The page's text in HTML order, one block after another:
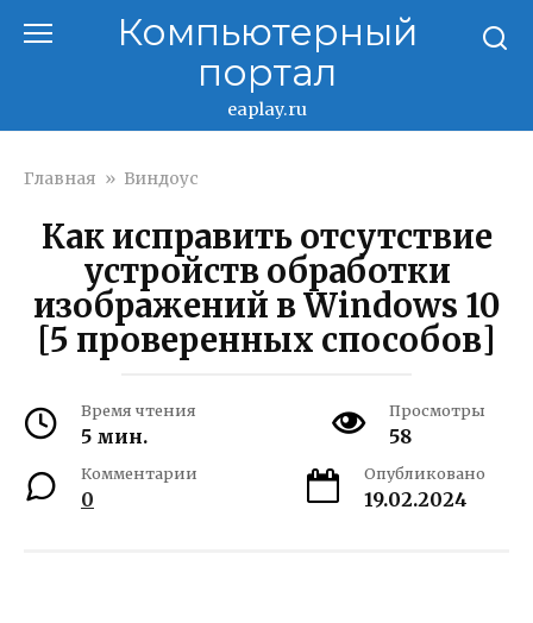
Компьютерный
портал
eaplay.ru
Главная » Виндоус
Как исправить отсутствие
устройств обработки
изображений в Windows 10
[5 проверенных способов]
Время чтения
5 мин.
Просмотры
58
Комментарии
0
Опубликовано
19.02.2024